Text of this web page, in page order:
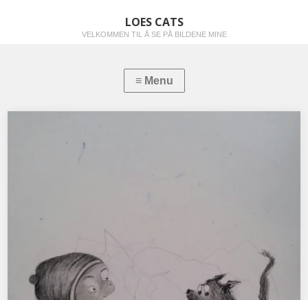
LOES CATS
VELKOMMEN TIL Å SE PÅ BILDENE MINE